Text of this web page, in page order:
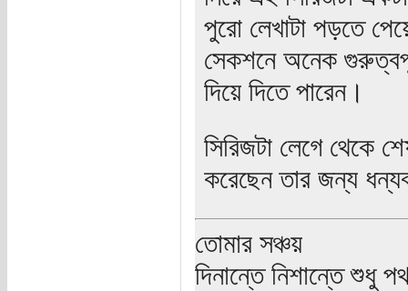
পুরো লেখাটা পড়তে
সেকশনে অনেক
দিয়ে দিতে পারেন।
সিরিজটা লেগে থেকে
করেছেন তার জন্য
তোমার সঞ্চয়
দিনান্তে নিশান্তে শুধু